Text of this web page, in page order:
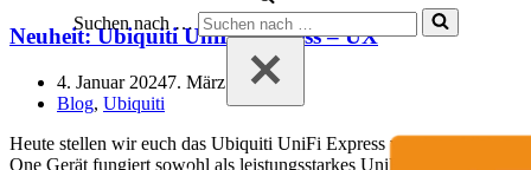
Suchen nach …
Neuheit: Ubiquiti UniFi Express – UX
4. Januar 20247. März 2024
Blog, Ubiquiti
Heute stellen wir euch das Ubiquiti UniFi Express vor. Das All-In-
One Gerät fungiert sowohl als leistungsstarkes UniFi Cloud